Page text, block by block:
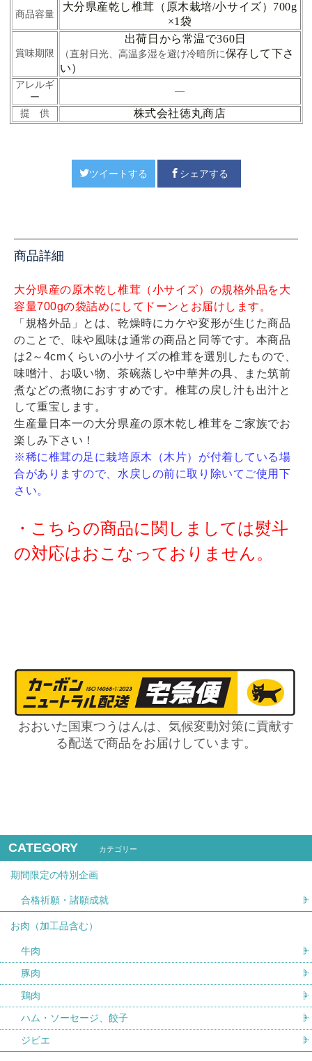
商品容量
大分県産乾し椎茸（原木栽培/小サイズ）700g
×1袋
賞味期限
出荷日から常温で360日
（直射日光、高温多湿を避け冷暗所に保存して下さ
い）
アレルギ
ー
―
提 供 株式会社徳丸商店
ツイートする シェアする
商品詳細
大分県産の原木乾し椎茸（小サイズ）の規格外品を大
容量700gの袋詰めにしてドーンとお届けします。
「規格外品」とは、乾燥時にカケや変形が生じた商品
のことで、味や風味は通常の商品と同等です。本商品
は2～4cmくらいの小サイズの椎茸を選別したもので、
味噌汁、お吸い物、茶碗蒸しや中華丼の具、また筑前
煮などの煮物におすすめです。椎茸の戻し汁も出汁と
して重宝します。
生産量日本一の大分県産の原木乾し椎茸をご家族でお
楽しみ下さい！
※稀に椎茸の足に栽培原木（木片）が付着している場
合がありますので、水戻しの前に取り除いてご使用下
さい。
・こちらの商品に関しましては熨斗
の対応はおこなっておりません。
おおいた国東つうはんは、気候変動対策に貢献す
る配送で商品をお届けしています。
CATEGORY カテゴリー
期間限定の特別企画
合格祈願・諸願成就
お肉（加工品含む）
牛肉
豚肉
鶏肉
ハム・ソーセージ、餃子
ジビエ